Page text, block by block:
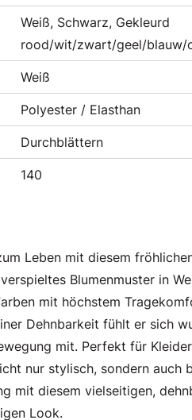
Weiß, Schwarz, Gekleurd
rood/wit/zwart/geel/blauw/
Weiß
Polyester / Elasthan
Durchblättern
140
Leben mit diesem
Blumenmuster in
mit höchstem
Dehnbarkeit fühlt er sich
mit. Perfekt für
nur stylisch, sondern auch
mit diesem vielseitigen,
Look.